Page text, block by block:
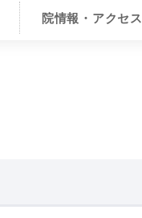
院情報・アクセス